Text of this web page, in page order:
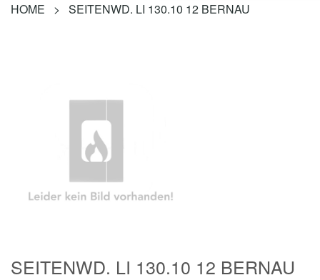
HOME > SEITENWD. LI 130.10 12 BERNAU
SEITENWD. LI 130.10 12 BERNAU